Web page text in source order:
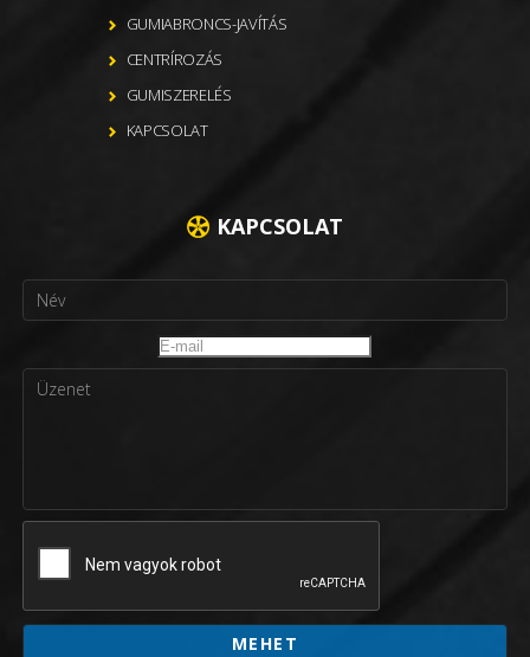
GUMIABRONCS-JAVÍTÁS
CENTRÍROZÁS
GUMISZERELÉS
KAPCSOLAT
KAPCSOLAT